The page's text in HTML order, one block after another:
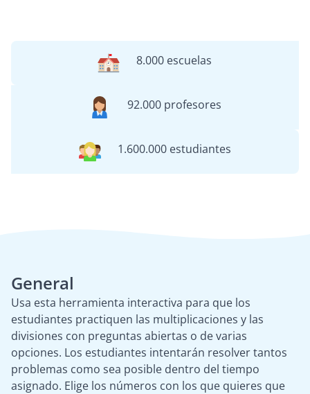
8.000 escuelas
92.000 profesores
1.600.000 estudiantes
General
Usa esta herramienta interactiva para que los
estudiantes practiquen las multiplicaciones y las
divisiones con preguntas abiertas o de varias
opciones. Los estudiantes intentarán resolver tantos
problemas como sea posible dentro del tiempo
asignado. Elige los números con los que quieres que